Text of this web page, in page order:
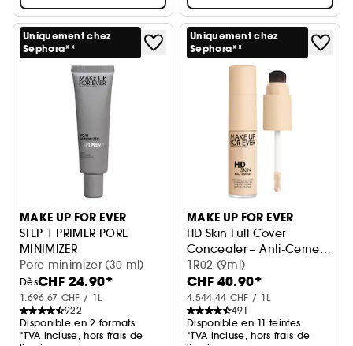
Uniquement chez
Sephora**
MAKE UP FOR EVER
STEP 1 PRIMER PORE
MINIMIZER
Base lissante
Pore minimizer (30 ml)
DèsCHF 24.90*
1.696,67 CHF / 1L
922
Disponible en 2 formats
*TVA incluse, hors frais de
Uniquement chez
Sephora**
MAKE UP FOR EVER
HD Skin Full Cover
Concealer – Anti-Cernes
Multi-Usages Haute-
Couvrance
1R02 (9ml)
CHF 40.90*
4.544,44 CHF / 1L
491
Disponible en 11 teintes
*TVA incluse, hors frais de